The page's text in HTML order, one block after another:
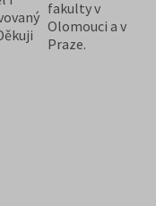
fakulty v
Olomouci a v
Praze.